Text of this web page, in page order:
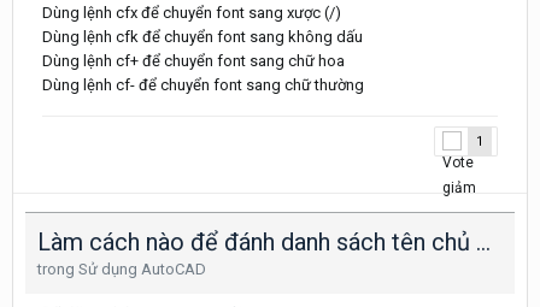
Dùng lệnh cfx để chuyển font sang xược (/)
Dùng lệnh cfk để chuyển font sang không dấu
Dùng lệnh cf+ để chuyển font sang chữ hoa
Dùng lệnh cf- để chuyển font sang chữ thường
1
Làm cách nào để đánh danh sách tên chủ đầu tư và địa chỉ vào khung bản vẽ nhanh nhất
trong Sử dụng AutoCAD